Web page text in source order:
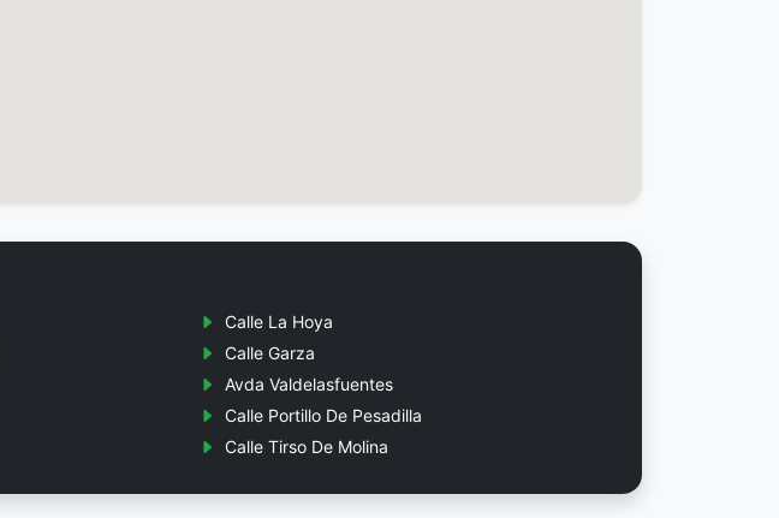
Calle La Hoya
Calle Garza
Avda Valdelasfuentes
Calle Portillo De Pesadilla
Calle Tirso De Molina